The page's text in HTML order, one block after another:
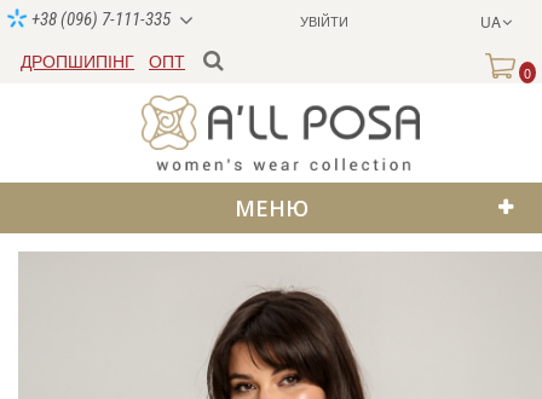
УВІЙТИ UA
+38 (096) 7-111-335
ДРОПШИПІНГ ОПТ
0
МЕНЮ